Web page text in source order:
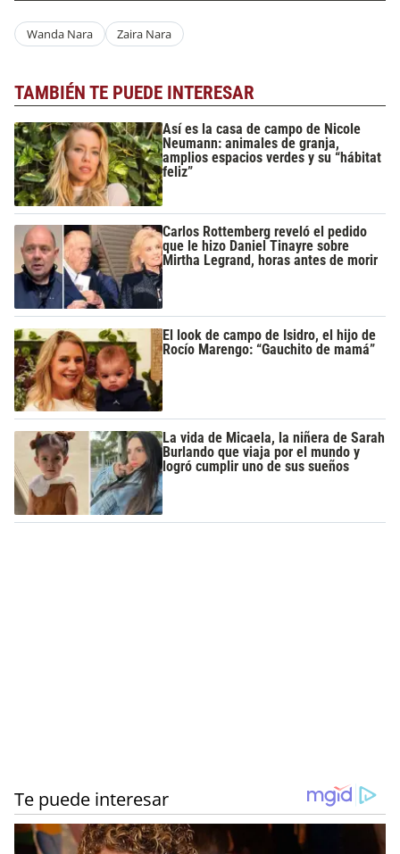
Wanda Nara Zaira Nara
TAMBIÉN TE PUEDE INTERESAR
Así es la casa de campo de Nicole
Neumann: animales de granja,
amplios espacios verdes y su “hábitat
feliz”
Carlos Rottemberg reveló el pedido
que le hizo Daniel Tinayre sobre
Mirtha Legrand, horas antes de morir
El look de campo de Isidro, el hijo de
Rocío Marengo: “Gauchito de mamá”
La vida de Micaela, la niñera de Sarah
Burlando que viaja por el mundo y
logró cumplir uno de sus sueños